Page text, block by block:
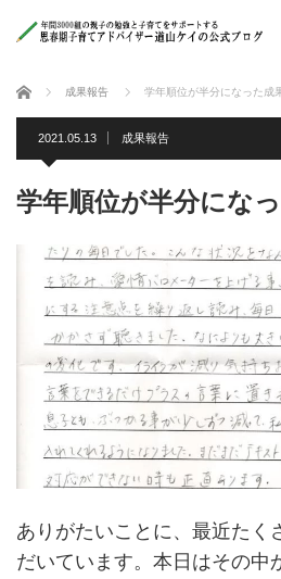
ホーム 成果報告 学年順位が半分になった成
2021.05.13 成果報告
学年順位が半分にな
ありがたいことに、最近たく
だいています。本日はその中